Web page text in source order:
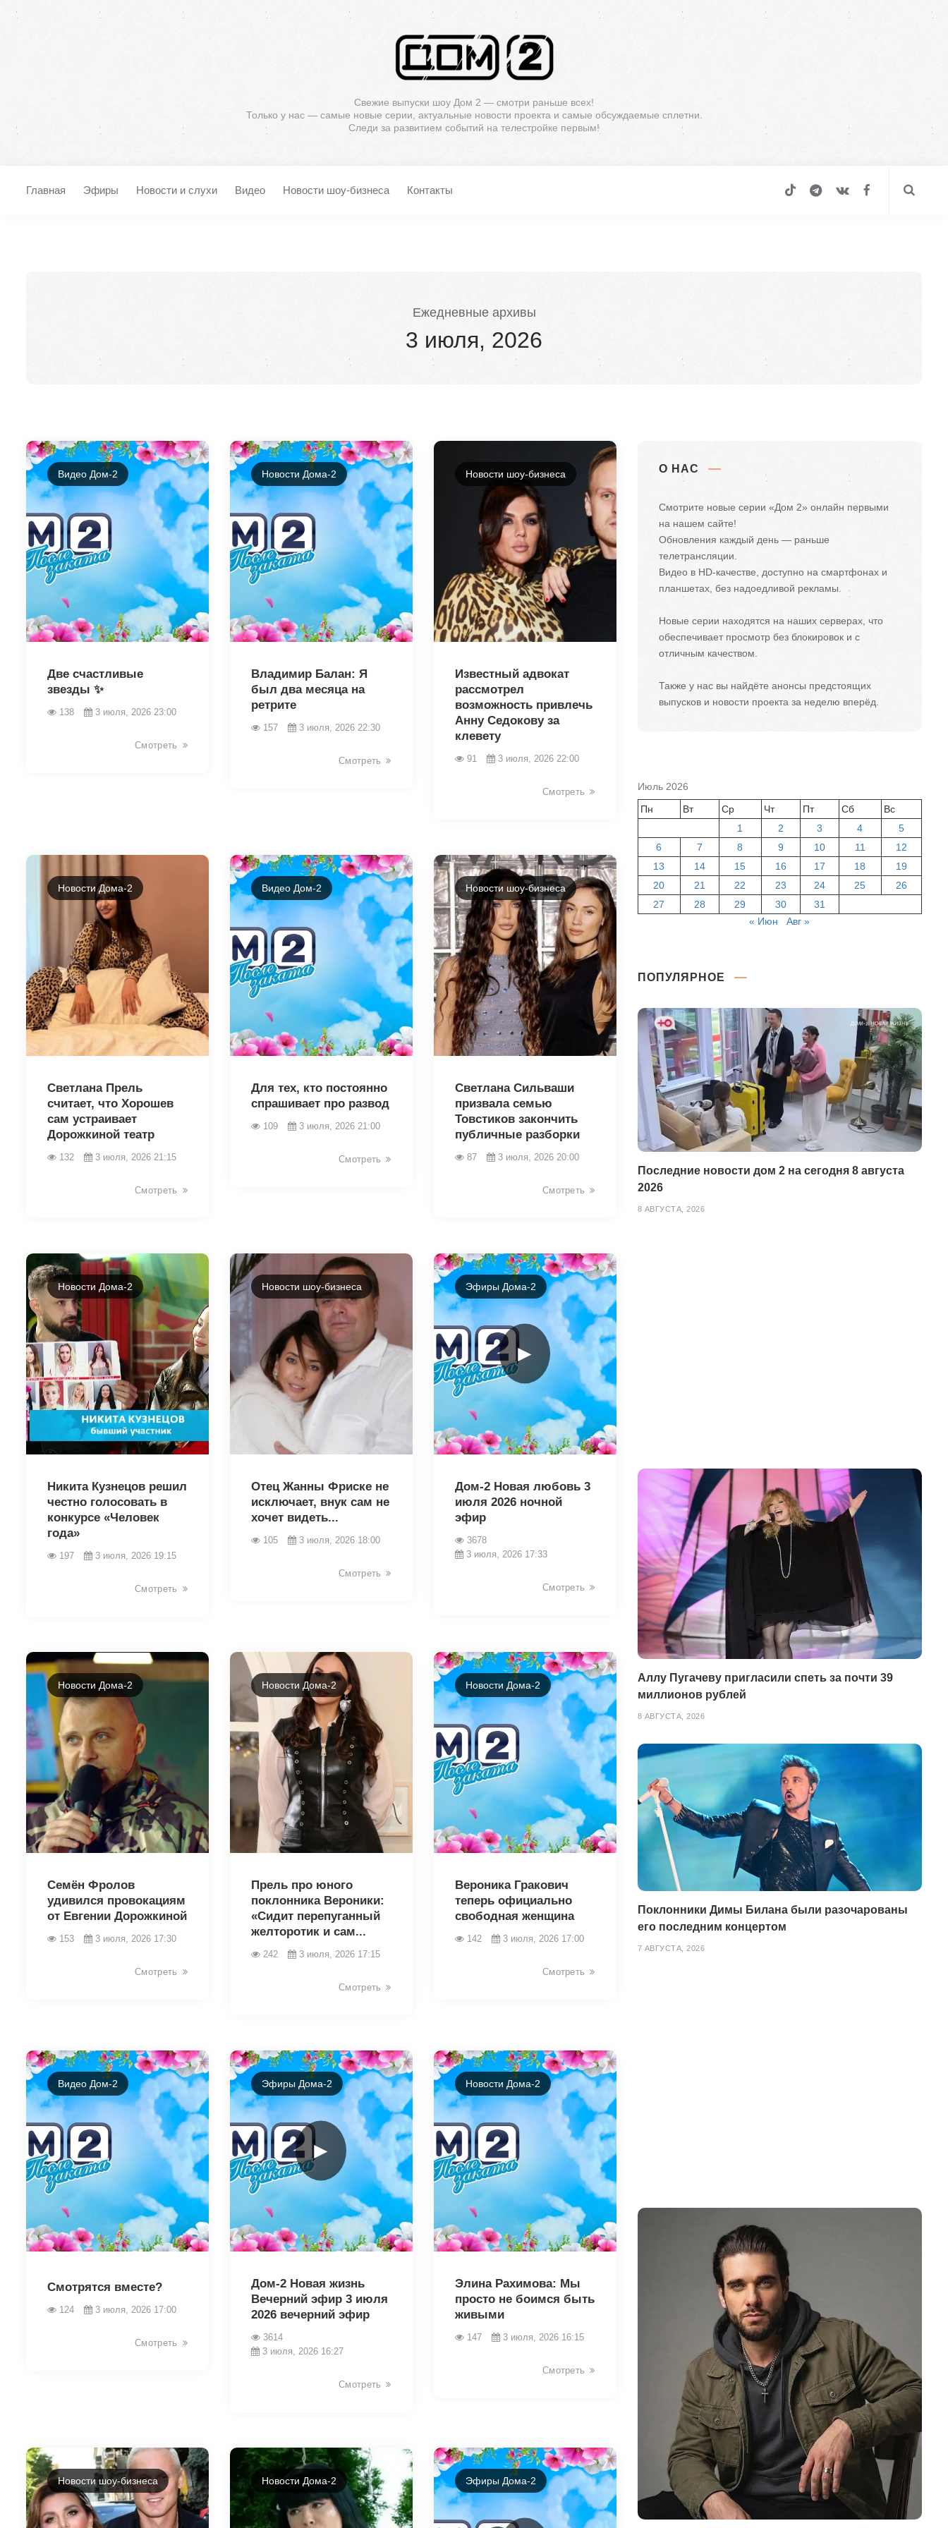
Свежие выпуски шоу Дом 2 — смотри раньше всех!
Только у нас — самые новые серии, актуальные новости проекта и самые обсуждаемые сплетни.
Следи за развитием событий на телестройке первым!
Главная Эфиры Новости и слухи Видео Новости шоу-бизнеса Контакты
Ежедневные архивы
3 июля, 2026
Видео Дом-2
Две счастливые
звезды ✨
138 3 июля, 2026 23:00
Смотреть
Новости Дома-2
Владимир Балан: Я
был два месяца на
ретрите
157 3 июля, 2026 22:30
Смотреть
Новости шоу-бизнеса
Известный адвокат
рассмотрел
возможность привлечь
Анну Седокову за
клевету
91 3 июля, 2026 22:00
Смотреть
Новости Дома-2
Светлана Прель
считает, что Хорошев
сам устраивает
Дорожкиной театр
132 3 июля, 2026 21:15
Смотреть
Видео Дом-2
Для тех, кто постоянно
спрашивает про развод
109 3 июля, 2026 21:00
Смотреть
Новости шоу-бизнеса
Светлана Сильваши
призвала семью
Товстиков закончить
публичные разборки
87 3 июля, 2026 20:00
Смотреть
Новости Дома-2
Никита Кузнецов решил
честно голосовать в
конкурсе «Человек
года»
197 3 июля, 2026 19:15
Смотреть
Новости шоу-бизнеса
Отец Жанны Фриске не
исключает, внук сам не
хочет видеть...
105 3 июля, 2026 18:00
Смотреть
►
Эфиры Дома-2
Дом-2 Новая любовь 3
июля 2026 ночной
эфир
3678
3 июля, 2026 17:33
Смотреть
Новости Дома-2
Семён Фролов
удивился провокациям
от Евгении Дорожкиной
153 3 июля, 2026 17:30
Смотреть
Новости Дома-2
Прель про юного
поклонника Вероники:
«Сидит перепуганный
желторотик и сам...
242 3 июля, 2026 17:15
Смотреть
Новости Дома-2
Вероника Гракович
теперь официально
свободная женщина
142 3 июля, 2026 17:00
Смотреть
Видео Дом-2
Смотрятся вместе?
124 3 июля, 2026 17:00
Смотреть
►
Эфиры Дома-2
Дом-2 Новая жизнь
Вечерний эфир 3 июля
2026 вечерний эфир
3614
3 июля, 2026 16:27
Смотреть
Новости Дома-2
Элина Рахимова: Мы
просто не боимся быть
живыми
147 3 июля, 2026 16:15
Смотреть
Новости шоу-бизнеса Новости Дома-2 Эфиры Дома-2
О НАС
Смотрите новые серии «Дом 2» онлайн первыми
на нашем сайте!
Обновления каждый день — раньше
телетрансляции.
Видео в HD-качестве, доступно на смартфонах и
планшетах, без надоедливой рекламы.
Новые серии находятся на наших серверах, что
обеспечивает просмотр без блокировок и с
отличным качеством.
Также у нас вы найдёте анонсы предстоящих
выпусков и новости проекта за неделю вперёд.
Июль 2026
Пн
Вт Ср Чт Пт Сб
Вс
1
2 3 4
5
6
7 8 9 10 11
12
13
14 15 16 17 18
19
20
21 22 23 24 25
26
27
28 29 30
31
« Июн
Авг »
ПОПУЛЯРНОЕ
Последние новости дом 2 на сегодня 8 августа
2026
8 АВГУСТА, 2026
Аллу Пугачеву пригласили спеть за почти 39
миллионов рублей
8 АВГУСТА, 2026
Поклонники Димы Билана были разочарованы
его последним концертом
7 АВГУСТА, 2026